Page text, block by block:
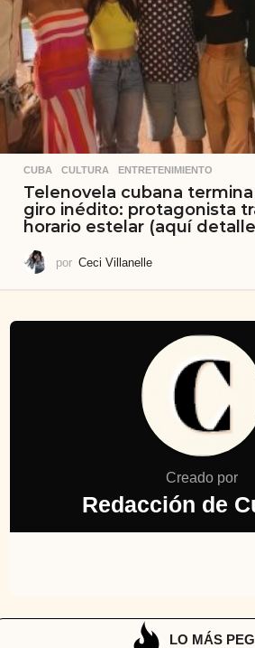
CUBA ,CULTURA ,ENTRETENIMIENTO
Telenovela cubana
giro inédito: protagonista
horario estelar (aquí
por Ceci Villanelle
Creado por
Redacción de
LO MÁS